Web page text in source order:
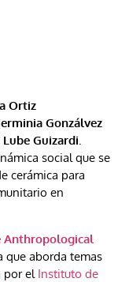
Ortiz
Gonzálvez
Lube Guizardi.
social que se
cerámica para
en
Anthropological
que aborda temas
por el Instituto de